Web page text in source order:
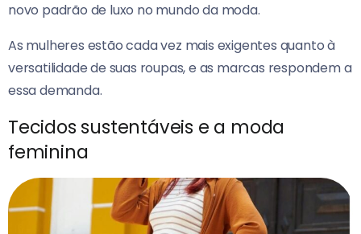
novo padrão de luxo no mundo da moda.
As mulheres estão cada vez mais exigentes quanto à
versatilidade de suas roupas, e as marcas respondem a
essa demanda.
Tecidos sustentáveis e a moda
feminina